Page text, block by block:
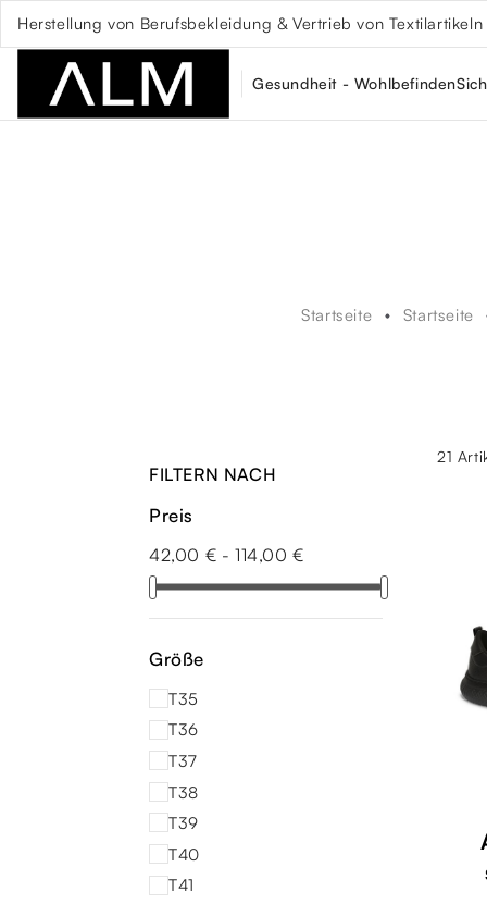
Herstellung von Berufsbekleidung & Vertrieb von Textilartikeln
Gesundheit - Wohlbefinden
Startseite Startseite
FILTERN NACH
Preis
42,00 € - 114,00 €
Größe
T35
T36
T37
T38
T39
T40
T41
21